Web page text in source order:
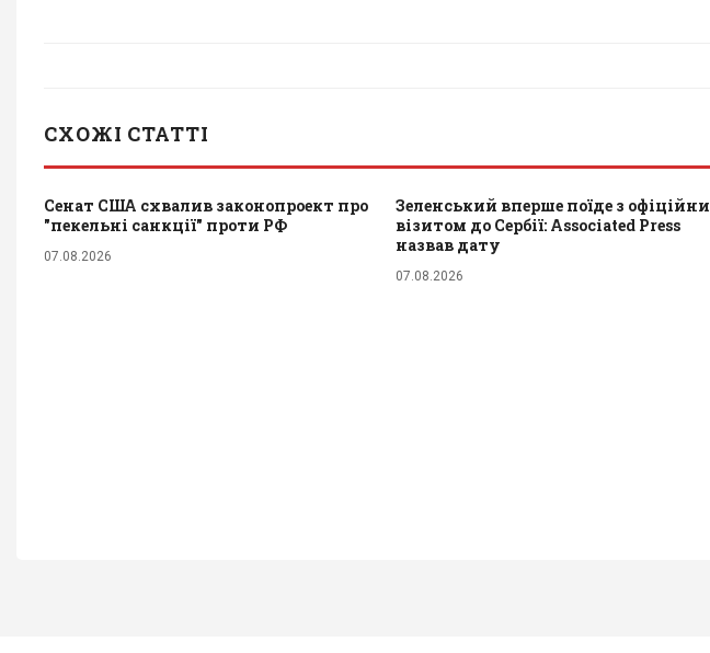
СХОЖІ СТАТТІ
Сенат США схвалив законопроект про
"пекельні санкції" проти РФ
07.08.2026
Зеленський вперше поїде з
візитом до Сербії: Associated Press
назвав дату
07.08.2026